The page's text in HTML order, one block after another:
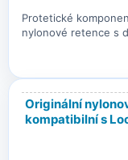
Protetické
nylonové retence s
Originální
kompatibilní s